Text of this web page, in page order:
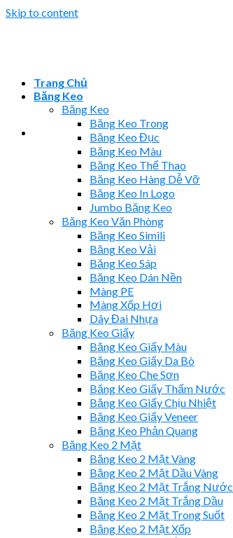
Skip to content
Trang Chủ
Băng Keo
Băng Keo
Băng Keo Trong
Băng Keo Đục
Băng Keo Màu
Băng Keo Thể Thao
Băng Keo Hàng Dễ Vỡ
Băng Keo In Logo
Jumbo Băng Keo
Băng Keo Văn Phòng
Băng Keo Simili
Băng Keo Vải
Băng Keo Sáp
Băng Keo Dán Nền
Màng PE
Màng Xốp Hơi
Dây Đai Nhựa
Băng Keo Giấy
Băng Keo Giấy Màu
Băng Keo Giấy Da Bò
Băng Keo Che Sơn
Băng Keo Giấy Thấm Nước
Băng Keo Giấy Chịu Nhiệt
Băng Keo Giấy Veneer
Băng Keo Phản Quang
Băng Keo 2 Mặt
Băng Keo 2 Mặt Vàng
Băng Keo 2 Mặt Dầu Vàng
Băng Keo 2 Mặt Trắng Nước
Băng Keo 2 Mặt Trắng Dầu
Băng Keo 2 Mặt Trong Suốt
Băng Keo 2 Mặt Xốp